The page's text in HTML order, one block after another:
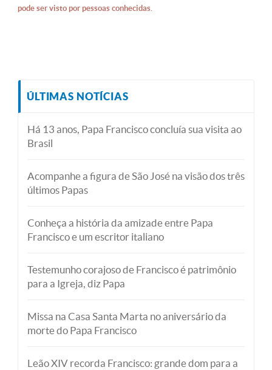
pode ser visto por pessoas conhecidas.
ÚLTIMAS NOTÍCIAS
Há 13 anos, Papa Francisco concluía sua visita ao
Brasil
Acompanhe a figura de São José na visão dos três
últimos Papas
Conheça a história da amizade entre Papa
Francisco e um escritor italiano
Testemunho corajoso de Francisco é patrimônio
para a Igreja, diz Papa
Missa na Casa Santa Marta no aniversário da
morte do Papa Francisco
Leão XIV recorda Francisco: grande dom para a